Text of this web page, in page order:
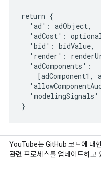
return {
  'ad': adObject,
'adCost':
  'bid': bidValue,
'render':
  'adComponents':
[adComponent1,
'modelingSignals':
YouTube는 GitHub 코드에 대한
관련 프로세스를 업데이트하고 있